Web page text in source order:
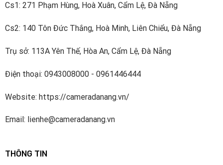
ngoài trời cố định DS-2AE4215TI-D
DS-2AE4215TI-D được sử dụng công nghệ mới nhất
Cs1: 271 Phạm Hùng, Hoà Xuân, Cẩm Lệ, Đà Nẵng
Cs2: 140 Tôn Đức Thắng, Hoà Minh, Liên Chiểu, Đà Nẵng
Trụ sở: 113A Yên Thế, Hòa An, Cẩm Lệ, Đà Nẵng
Điện thoại: 0943008000 - 0961446444
Website: https://cameradanang.vn/
Email: lienhe@cameradanang.vn
THÔNG TIN